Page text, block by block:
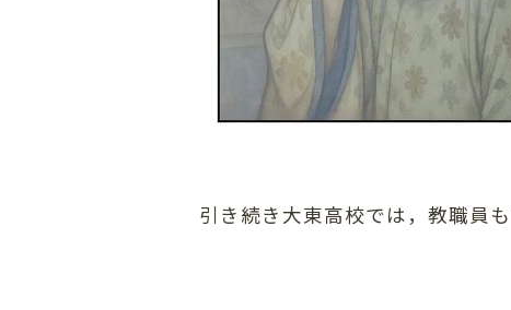
引き続き大東高校では，教職員も